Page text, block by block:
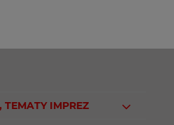
TEMATY IMPREZ